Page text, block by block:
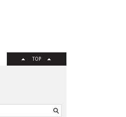
TOP